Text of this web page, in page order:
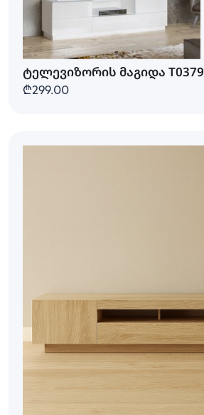
ტელევიზორის მაგიდა T0379
₾299.00